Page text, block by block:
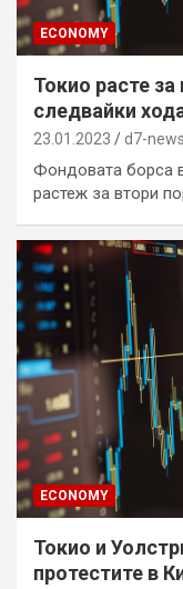
ECONOMY
Токио расте
следвайки
23.01.2023 d7-news
Фондовата борса
растеж за втори
ECONOMY
Токио и
протестите в